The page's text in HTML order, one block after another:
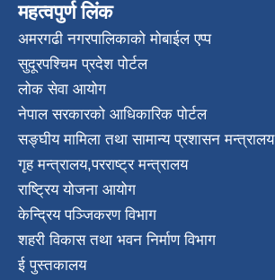
महत्वपुर्ण लिंक
अमरगढी नगरपालिकाको मोबाईल एप्प
सुदूरपश्चिम प्रदेश पोर्टल
लोक सेवा आयोग
नेपाल सरकारको आधिकारिक पोर्टल
सङ्घीय मामिला तथा सामान्य प्रशासन मन्त्रालय
गृह मन्त्रालय,परराष्ट्र मन्त्रालय
राष्ट्रिय योजना आयोग
केन्द्रिय पञ्जिकरण विभाग
शहरी विकास तथा भवन निर्माण विभाग
ई पुस्तकालय